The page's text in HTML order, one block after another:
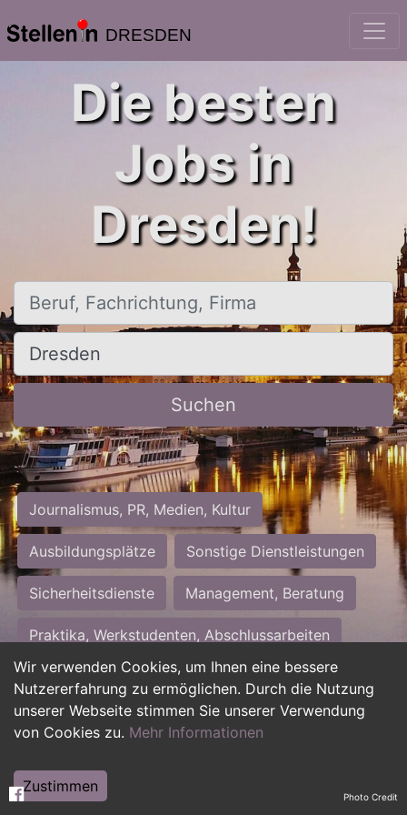
DRESDEN
Wir verwenden Cookies, um Ihnen eine bessere
Nutzererfahrung zu ermöglichen. Durch die Nutzung
unserer Webseite stimmen Sie unserer Verwendung
von Cookies zu. Mehr Informationen
Zustimmen
Die besten
Jobs in
Dresden!
Beruf, Fachrichtung, Firma
Ort, Stadt
Suchen
Journalismus, PR, Medien, Kultur
Ausbildungsplätze Sonstige Dienstleistungen
Sicherheitsdienste Management, Beratung
Praktika, Werkstudenten, Abschlussarbeiten
Personalwesen Assistenz, Sekretariat
Hilfskräfte, Aushilfs- und Nebenjobs
Weiterbildung, Studium, duale Ausbildung Photo Credit